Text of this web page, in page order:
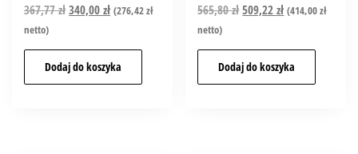
367,77zł340,00zł (276,42zł
netto)
Dodaj do koszyka
565,80zł509,22zł (414,00zł
netto)
Dodaj do koszyka